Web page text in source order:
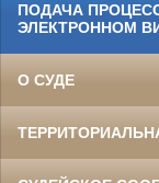
ПОДАЧА
ЭЛЕКТРОННОМ
О СУДЕ